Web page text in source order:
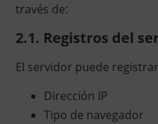
través de:
2.1. Registros del
El servidor puede
Dirección IP
Tipo de navegador